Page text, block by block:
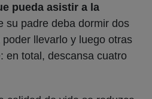
pueda asistir a la
su padre deba dormir dos
llevarlo y luego otras
en total, descansa cuatro